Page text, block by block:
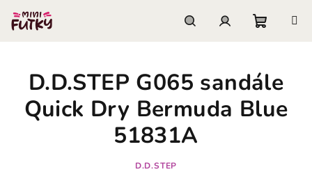
obsah
košík
D.D.STEP G065 sandále
Quick Dry Bermuda Blue
51831A
D.D.STEP